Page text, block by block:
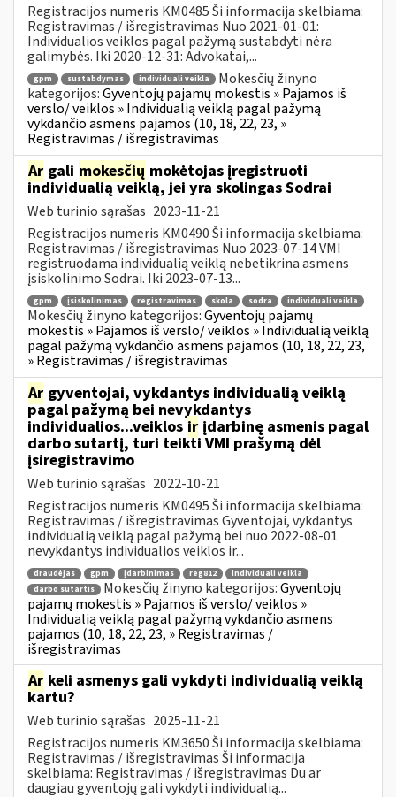
Registracijos numeris KM0485 Ši informacija skelbiama:
Registravimas / išregistravimas Nuo 2021-01-01:
Individualios veiklos pagal pažymą sustabdyti nėra
galimybės. Iki 2020-12-31: Advokatai,...
gpm sustabdymas individuali veikla
Mokesčių žinyno
kategorijos:Gyventojų pajamų mokestis » Pajamos iš
verslo/ veiklos » Individualią veiklą pagal pažymą
vykdančio asmens pajamos (10, 18, 22, 23, »
Registravimas / išregistravimas
Ar gali mokesčių mokėtojas įregistruoti
individualią veiklą, jei yra skolingas Sodrai
Web turinio sąrašas 2023-11-21
Registracijos numeris KM0490 Ši informacija skelbiama:
Registravimas / išregistravimas Nuo 2023-07-14 VMI
registruodama individualią veiklą nebetikrina asmens
įsiskolinimo Sodrai. Iki 2023-07-13...
gpm įsiskolinimas registravimas skola sodra individuali veikla
Mokesčių žinyno kategorijos:Gyventojų pajamų
mokestis » Pajamos iš verslo/ veiklos » Individualią veiklą
pagal pažymą vykdančio asmens pajamos (10, 18, 22, 23,
» Registravimas / išregistravimas
Ar gyventojai, vykdantys individualią veiklą
pagal pažymą bei nevykdantys
individualios...veiklos ir įdarbinę asmenis pagal
darbo sutartį, turi teikti VMI prašymą dėl
įsiregistravimo
Web turinio sąrašas 2022-10-21
Registracijos numeris KM0495 Ši informacija skelbiama:
Registravimas / išregistravimas Gyventojai, vykdantys
individualią veiklą pagal pažymą bei nuo 2022-08-01
nevykdantys individualios veiklos ir...
draudėjas gpm įdarbinimas reg812
individuali veikla
darbo sutartis
Mokesčių žinyno kategorijos:Gyventojų
pajamų mokestis » Pajamos iš verslo/ veiklos »
Individualią veiklą pagal pažymą vykdančio asmens
pajamos (10, 18, 22, 23, » Registravimas /
išregistravimas
Ar keli asmenys gali vykdyti individualią veiklą
kartu?
Web turinio sąrašas 2025-11-21
Registracijos numeris KM3650 Ši informacija skelbiama:
Registravimas / išregistravimas Ši informacija
skelbiama: Registravimas / išregistravimas Du ar
daugiau gyventojų gali vykdyti individualią...